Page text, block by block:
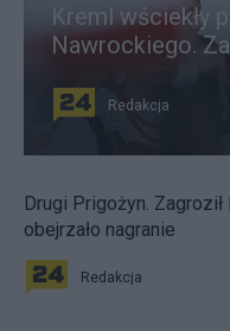
Kreml wściekły
Nawrockiego.
Redakcja
Drugi Prigożyn.
obejrzało nagranie
Redakcja